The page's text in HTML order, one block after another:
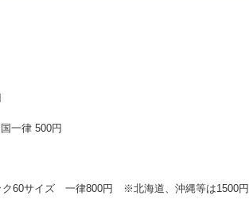
一律 500円
ク60サイズ 一律800円 ※北海道、沖縄等は1500円